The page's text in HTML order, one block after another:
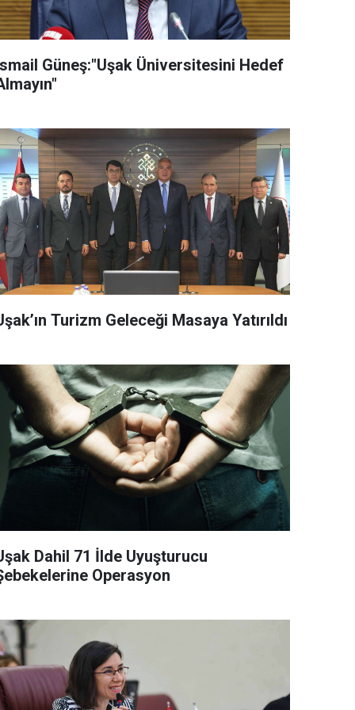
Güneş:"Uşak Üniversitesini Hedef
Turizm Geleceği Masaya Yatırıldı
Dahil 71 İlde Uyuşturucu
Operasyon